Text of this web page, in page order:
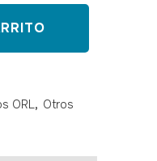
ORL, Otros